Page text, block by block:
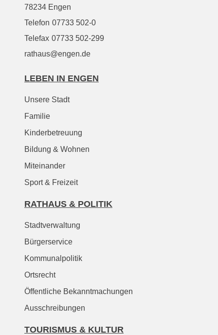
78234 Engen
Telefon 07733 502-0
Telefax 07733 502-299
rathaus@engen.de
LEBEN IN ENGEN
Unsere Stadt
Familie
Kinderbetreuung
Bildung & Wohnen
Miteinander
Sport & Freizeit
RATHAUS & POLITIK
Stadtverwaltung
Bürgerservice
Kommunalpolitik
Ortsrecht
Öffentliche Bekanntmachungen
Ausschreibungen
TOURISMUS & KULTUR